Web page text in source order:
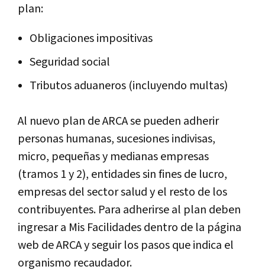
plan:
Obligaciones impositivas
Seguridad social
Tributos aduaneros (incluyendo multas)
Al nuevo plan de ARCA se pueden adherir
personas humanas, sucesiones indivisas,
micro, pequeñas y medianas empresas
(tramos 1 y 2), entidades sin fines de lucro,
empresas del sector salud y el resto de los
contribuyentes. Para adherirse al plan deben
ingresar a Mis Facilidades dentro de la página
web de ARCA y seguir los pasos que indica el
organismo recaudador.